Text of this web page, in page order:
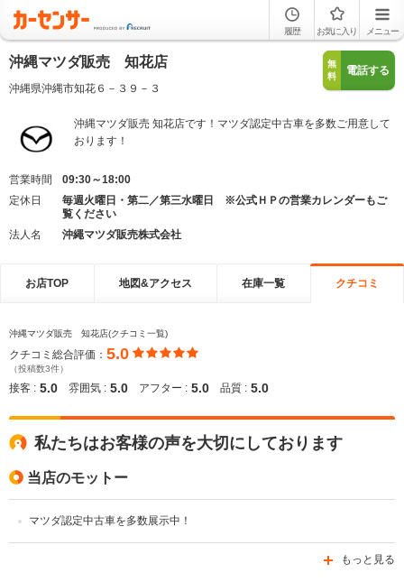
履歴 お気に入り メニュー
沖縄マツダ販売 知花店
沖縄県沖縄市知花６－３９－３
無
料
電話する
沖縄マツダ販売 知花店です！マツダ認定中古車を多数ご用意して
おります！
営業時間
09:30～18:00
定休日
毎週火曜日・第二／第三水曜日 ※公式ＨＰの営業カレンダーもご
覧ください
法人名
沖繩マツダ販売株式会社
お店TOP 地図&アクセス 在庫一覧 クチコミ
沖縄マツダ販売 知花店(クチコミ一覧)
クチコミ総合評価： 5.0
（投稿数3件）
接客 : 5.0 雰囲気 : 5.0 アフター : 5.0 品質 : 5.0
私たちはお客様の声を大切にしております
当店のモットー
マツダ認定中古車を多数展示中！
もっと見る